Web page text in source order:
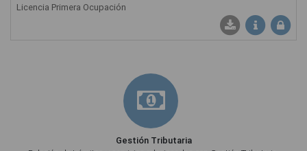
Licencia Primera Ocupación
Ficha
Gestión Tributaria